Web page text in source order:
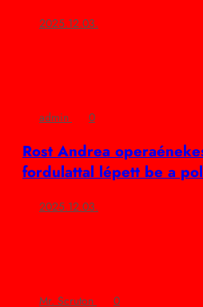
2025.12.03.
admin 0
Rost Andrea
fordulattal lépett be a
2025.12.03.
Mr. Scruton 0